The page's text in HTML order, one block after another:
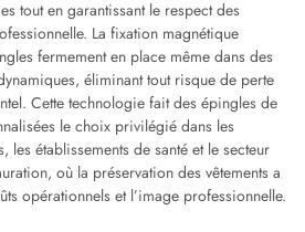
tout en garantissant le respect des
La fixation magnétique
fermement en place même dans des
éliminant tout risque de perte
Cette technologie fait des épingles de
le choix privilégié dans les
les établissements de santé et le secteur
où la préservation des vêtements a
opérationnels et l’image professionnelle.